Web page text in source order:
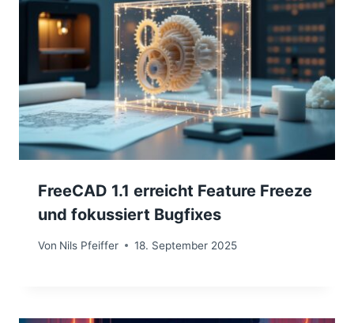
FreeCAD 1.1 erreicht Feature Freeze
und fokussiert Bugfixes
Von Nils Pfeiffer 18. September 2025